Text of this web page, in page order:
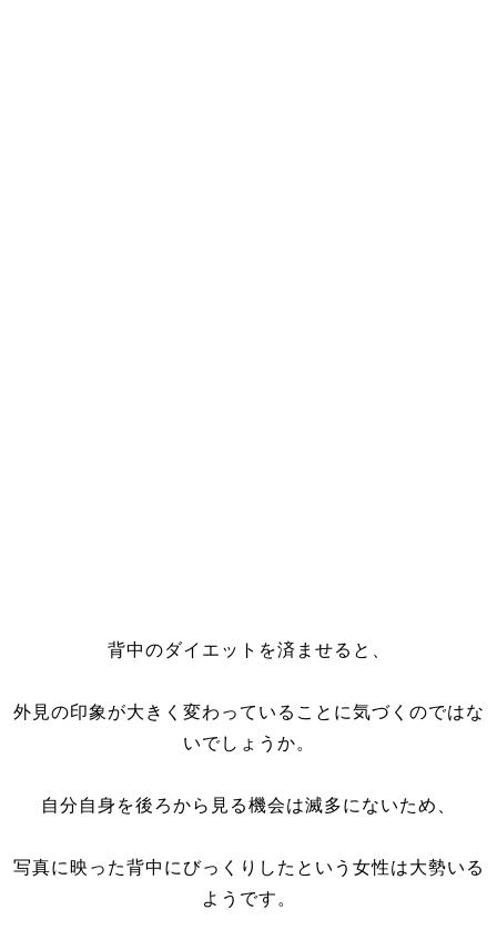
背中のダイエットを済ませると、
外見の印象が大きく変わっていることに気づくのではな
いでしょうか。
自分自身を後ろから見る機会は滅多にないため、
写真に映った背中にびっくりしたという女性は大勢いる
ようです。